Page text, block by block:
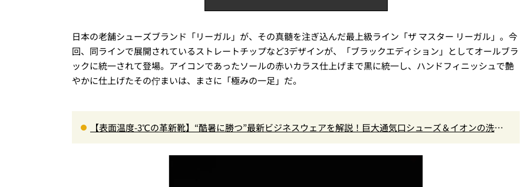
日本の老舗シューズブランド「リーガル」が、その真髄を注ぎ込んだ最上級ライン「ザ マスター リーガル」。今
回、同ラインで展開されているストレートチップなど3デザインが、「ブラックエディション」としてオールブラ
ックに統一されて登場。アイコンであったソールの赤いカラス仕上げまで黒に統一し、ハンドフィニッシュで艶
やかに仕上げたその佇まいは、まさに「極みの一足」だ。
【表面温度-3℃の革新靴】“酷暑に勝つ”最新ビジネスウェアを解説！巨大通気口シューズ＆イオンの洗え